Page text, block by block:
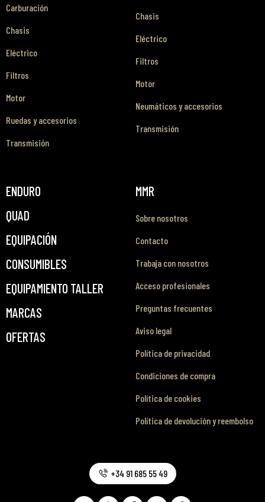
Carburación
Chasis
Eléctrico
Filtros
Motor
Ruedas y accesorios
Transmisión
Chasis
Eléctrico
Filtros
Motor
Neumáticos y accesorios
Transmisión
ENDURO
QUAD
EQUIPACIÓN
CONSUMIBLES
EQUIPAMIENTO TALLER
MARCAS
OFERTAS
MMR
Sobre nosotros
Contacto
Trabaja con nosotros
Acceso profesionales
Preguntas frecuentes
Aviso legal
Política de privacidad
Condiciones de compra
Política de cookies
Política de devolución y reembolso
+34 91 685 55 49